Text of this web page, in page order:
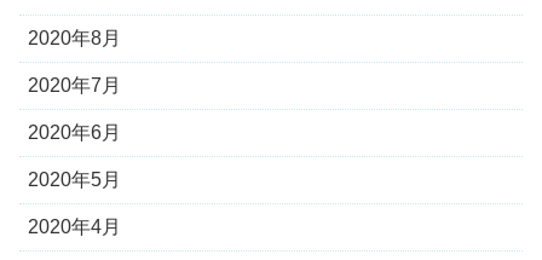
2020年8月
2020年7月
2020年6月
2020年5月
2020年4月